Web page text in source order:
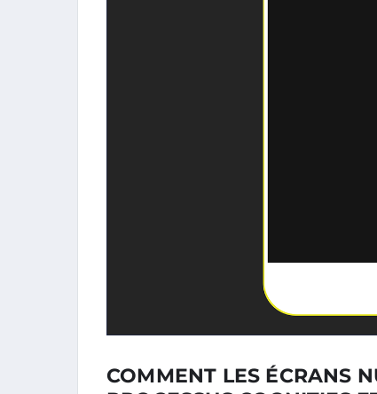
COMMENT LES ÉCRANS